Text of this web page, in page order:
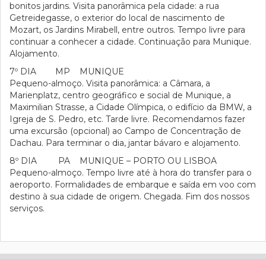
bonitos jardins. Visita panorâmica pela cidade: a rua
Getreidegasse, o exterior do local de nascimento de
Mozart, os Jardins Mirabell, entre outros. Tempo livre para
continuar a conhecer a cidade. Continuação para Munique.
Alojamento.
7º DIA MP MUNIQUE
Pequeno-almoço. Visita panorâmica: a Câmara, a
Marienplatz, centro geográfico e social de Munique, a
Maximilian Strasse, a Cidade Olímpica, o edifício da BMW, a
Igreja de S. Pedro, etc. Tarde livre. Recomendamos fazer
uma excursão (opcional) ao Campo de Concentração de
Dachau. Para terminar o dia, jantar bávaro e alojamento.
8º DIA PA MUNIQUE – PORTO OU LISBOA
Pequeno-almoço. Tempo livre até à hora do transfer para o
aeroporto. Formalidades de embarque e saída em voo com
destino à sua cidade de origem. Chegada. Fim dos nossos
serviços.